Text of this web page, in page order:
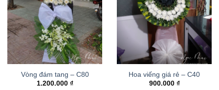
Vòng đám tang – C80
1.200.000 ₫
Hoa viếng giá rẻ – C40
900.000 ₫